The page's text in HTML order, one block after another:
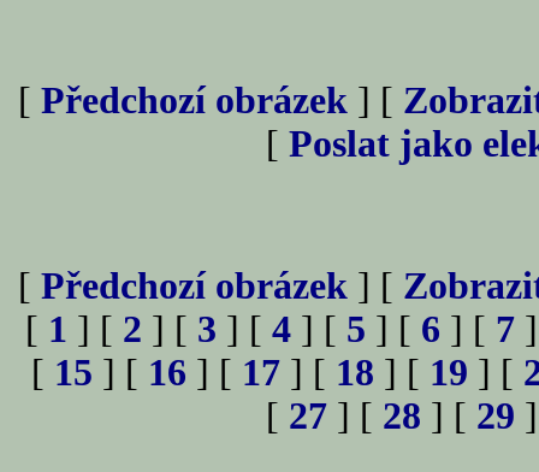
[ Předchozí obrázek ] [
[ Poslat jako
[ Předchozí obrázek ] [
[ 1 ] [ 2 ] [ 3 ] [ 4 ] [ 5 ] [ 6 ] [ 7
[ 15 ] [ 16 ] [ 17 ] [ 18 ] [ 19 ] [
[ 27 ] [ 28 ] [ 29